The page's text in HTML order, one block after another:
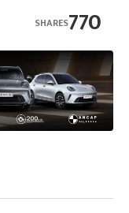
770
SHARES